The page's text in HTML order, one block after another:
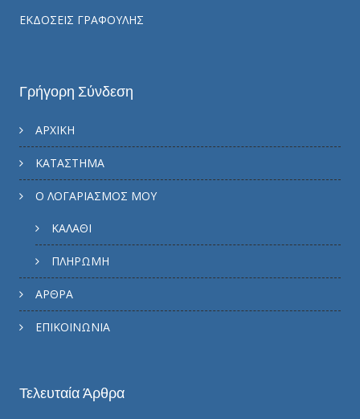
ΕΚΔΟΣΕΙΣ ΓΡΑΦΟΥΛΗΣ
Γρήγορη Σύνδεση
ΑΡΧΙΚΗ
ΚΑΤΑΣΤΗΜΑ
Ο ΛΟΓΑΡΙΑΣΜΟΣ ΜΟΥ
ΚΑΛΑΘΙ
ΠΛΗΡΩΜΗ
ΑΡΘΡΑ
ΕΠΙΚΟΙΝΩΝΙΑ
Τελευταία Άρθρα